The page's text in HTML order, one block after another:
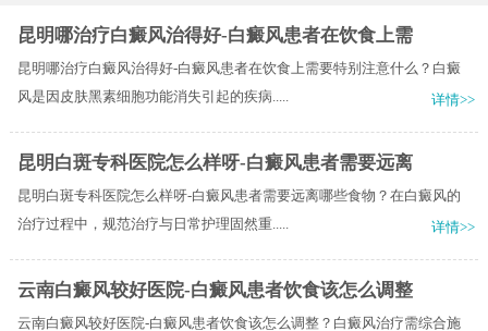
昆明哪治疗白癜风治得好-白癜风患者在饮食上需
昆明哪治疗白癜风治得好-白癜风患者在饮食上需要特别注意什么？白癜
风是因皮肤黑素细胞功能消失引起的疾病.....
详情>>
昆明白斑专科医院怎么样呀-白癜风患者需要远离
昆明白斑专科医院怎么样呀-白癜风患者需要远离哪些食物？在白癜风的
治疗过程中，规范治疗与日常护理固然重.....
详情>>
云南白癜风较好医院-白癜风患者饮食该怎么调整
云南白癜风较好医院-白癜风患者饮食该怎么调整？白癜风治疗需综合施